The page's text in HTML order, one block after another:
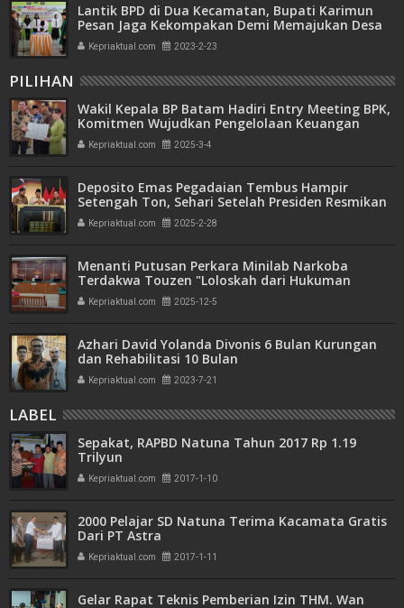
Lantik BPD di Dua Kecamatan, Bupati Karimun
Pesan Jaga Kekompakan Demi Memajukan Desa
Kepriaktual.com 2023-2-23
PILIHAN
Wakil Kepala BP Batam Hadiri Entry Meeting BPK,
Komitmen Wujudkan Pengelolaan Keuangan
Transparan dan Akuntabel
Kepriaktual.com 2025-3-4
Deposito Emas Pegadaian Tembus Hampir
Setengah Ton, Sehari Setelah Presiden Resmikan
Bank Emas
Kepriaktual.com 2025-2-28
Menanti Putusan Perkara Minilab Narkoba
Terdakwa Touzen "Loloskah dari Hukuman
Seumur Hidup atau Mati"
Kepriaktual.com 2025-12-5
Azhari David Yolanda Divonis 6 Bulan Kurungan
dan Rehabilitasi 10 Bulan
Kepriaktual.com 2023-7-21
LABEL
Sepakat, RAPBD Natuna Tahun 2017 Rp 1.19
Trilyun
Kepriaktual.com 2017-1-10
2000 Pelajar SD Natuna Terima Kacamata Gratis
Dari PT Astra
Kepriaktual.com 2017-1-11
Gelar Rapat Teknis Pemberian Izin THM. Wan